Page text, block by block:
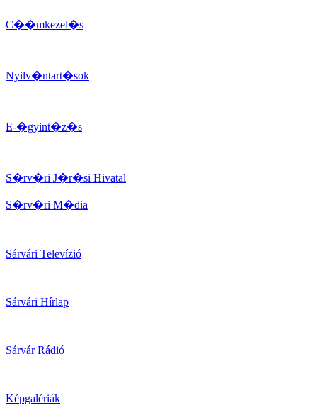
C��mkezel�s
Nyilv�ntart�sok
E-�gyint�z�s
S�rv�ri J�r�si Hivatal
S�rv�ri M�dia
Sárvári Televízió
Sárvári Hírlap
Sárvár Rádió
Képgalériák